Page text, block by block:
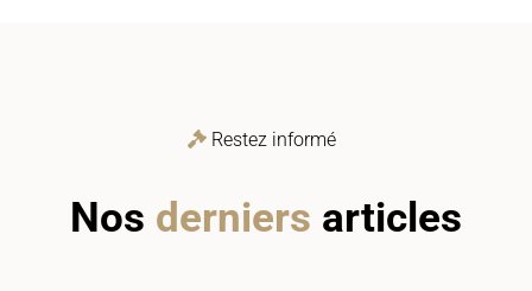
Restez informé
Nos derniers articles